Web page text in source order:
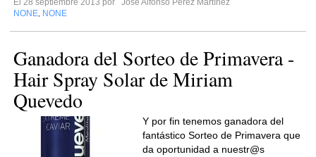
El 28 septiembre 2013 por
José Alfonso Pérez Martínez
NONE NONE
Ganadora del Sorteo de Primavera -
Hair Spray Solar de Miriam
Quevedo
Y por fin tenemos ganadora del
fantástico Sorteo de Primavera que
da oportunidad a nuestr@s